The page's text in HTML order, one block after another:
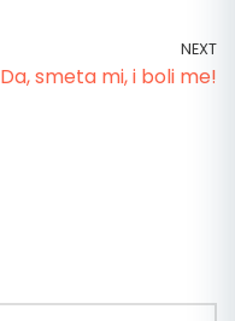
NEXT
Da, smeta mi, i boli me!